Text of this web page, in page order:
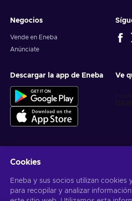
Negocios
Vende en Eneba
Anúnciate
Descargar la app de Eneba Ve
Obtén ofertas personalizadas de
Cookies
Eneba y sus socios utilizan cookies
para recopilar y analizar